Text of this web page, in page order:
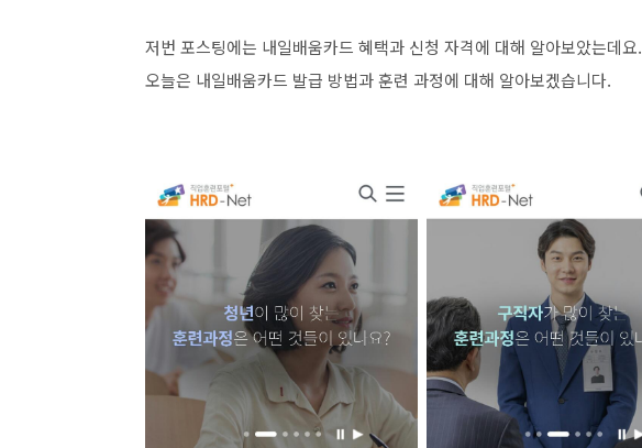
저번 포스팅에는 내일배움카드 혜택과 신청 자격에 대해 알아보았는데요.
오늘은 내일배움카드 발급 방법과 훈련 과정에 대해 알아보겠습니다.